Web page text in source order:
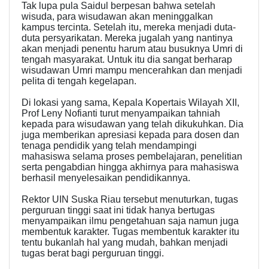
Tak lupa pula Saidul berpesan bahwa setelah
wisuda, para wisudawan akan meninggalkan
kampus tercinta. Setelah itu, mereka menjadi duta-
duta persyarikatan. Mereka jugalah yang nantinya
akan menjadi penentu harum atau busuknya Umri di
tengah masyarakat. Untuk itu dia sangat berharap
wisudawan Umri mampu mencerahkan dan menjadi
pelita di tengah kegelapan.
Di lokasi yang sama, Kepala Kopertais Wilayah XII,
Prof Leny Nofianti turut menyampaikan tahniah
kepada para wisudawan yang telah dikukuhkan. Dia
juga memberikan apresiasi kepada para dosen dan
tenaga pendidik yang telah mendampingi
mahasiswa selama proses pembelajaran, penelitian
serta pengabdian hingga akhirnya para mahasiswa
berhasil menyelesaikan pendidikannya.
Rektor UIN Suska Riau tersebut menuturkan, tugas
perguruan tinggi saat ini tidak hanya bertugas
menyampaikan ilmu pengetahuan saja namun juga
membentuk karakter. Tugas membentuk karakter itu
tentu bukanlah hal yang mudah, bahkan menjadi
tugas berat bagi perguruan tinggi.